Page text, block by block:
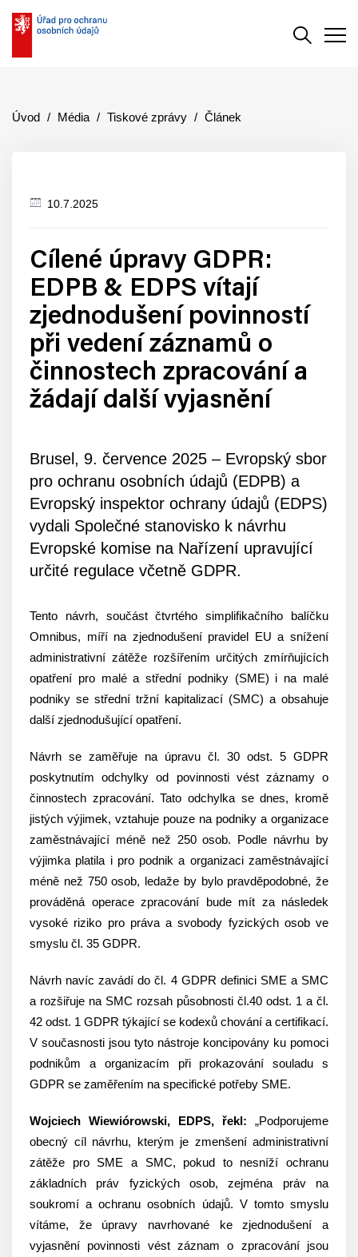
Úvod Média Tiskové zprávy Článek
10.7.2025
Cílené úpravy GDPR:
EDPB & EDPS vítají
zjednodušení povinností
při vedení záznamů o
činnostech zpracování a
žádají další vyjasnění
Brusel, 9. července 2025 – Evropský sbor
pro ochranu osobních údajů (EDPB) a
Evropský inspektor ochrany údajů (EDPS)
vydali Společné stanovisko k návrhu
Evropské komise na Nařízení upravující
určité regulace včetně GDPR.
Tento návrh, součást čtvrtého simplifikačního balíčku
Omnibus, míří na zjednodušení pravidel EU a snížení
administrativní zátěže rozšířením určitých zmírňujících
opatření pro malé a střední podniky (SME) i na malé
podniky se střední tržní kapitalizací (SMC) a obsahuje
další zjednodušující opatření.
Návrh se zaměřuje na úpravu čl. 30 odst. 5 GDPR
poskytnutím odchylky od povinnosti vést záznamy o
činnostech zpracování. Tato odchylka se dnes, kromě
jistých výjimek, vztahuje pouze na podniky a organizace
zaměstnávající méně než 250 osob. Podle návrhu by
výjimka platila i pro podnik a organizaci zaměstnávající
méně než 750 osob, ledaže by bylo pravděpodobné, že
prováděná operace zpracování bude mít za následek
vysoké riziko pro práva a svobody fyzických osob ve
smyslu čl. 35 GDPR.
Návrh navíc zavádí do čl. 4 GDPR definici SME a SMC
a rozšiřuje na SMC rozsah působnosti čl.40 odst. 1 a čl.
42 odst. 1 GDPR týkající se kodexů chování a certifikací.
V současnosti jsou tyto nástroje koncipovány ku pomoci
podnikům a organizacím při prokazování souladu s
GDPR se zaměřením na specifické potřeby SME.
Wojciech Wiewiórowski, EDPS, řekl: „Podporujeme
obecný cíl návrhu, kterým je zmenšení administrativní
zátěže pro SME a SMC, pokud to nesníží ochranu
základních práv fyzických osob, zejména práv na
soukromí a ochranu osobních údajů. V tomto smyslu
vítáme, že úpravy navrhované ke zjednodušení a
vyjasnění povinnosti vést záznam o zpracování jsou